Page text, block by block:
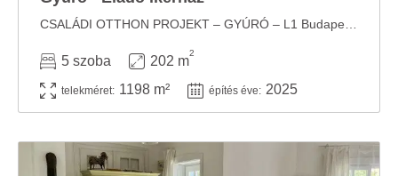
5 szoba 202 m
2
telekméret: 1198 m² építés éve: 2025